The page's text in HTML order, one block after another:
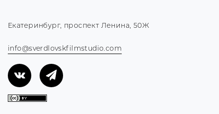
info@sverdlovskfilmstudio.com
Екатеринбург, проспект Ленина, 50Ж